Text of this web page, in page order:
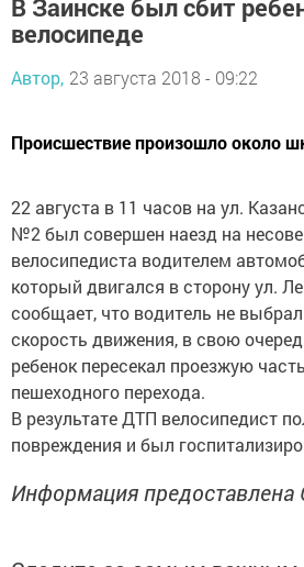
В Заинске был сбит
велосипеде
Автор, 23 августа 2018 - 09:22
Происшествие произошло около
22 августа в 11 часов на ул.
№2 был совершен наезд на
велосипедиста водителем
который двигался в сторону ул.
сообщает, что водитель не
скорость движения, в свою
ребенок пересекал проезжую
пешеходного перехода.
В результате ДТП велосипедист
повреждения и был
Информация